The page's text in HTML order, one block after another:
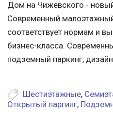
Дом на Чижевского - новый
Современный
соответствует нормам и
бизнес-класса.
подземный паркинг,
Шестиэтажные,
Открытый паргинг,